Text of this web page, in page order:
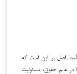
اصل بر این است که
در عالم حقوق، مسئولیت